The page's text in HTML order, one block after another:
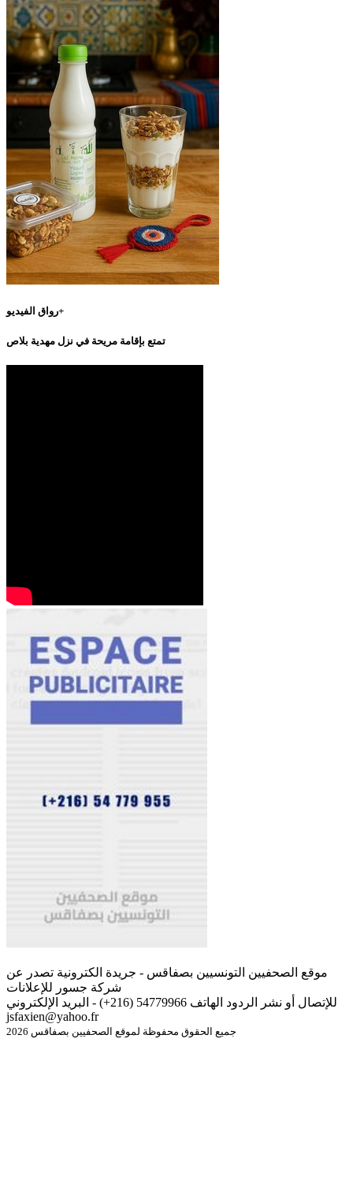
رواق الفيديو+
تمتع بإقامة مريحة في نزل مهدية بلاص
موقع الصحفيين التونسيين بصفاقس - جريدة الكترونية تصدر عن
شركة جسور للإعلانات
للإتصال أو نشر الردود الهاتف 54779966 (216+) - البريد الإلكتروني
jsfaxien@yahoo.fr
جميع الحقوق محفوظة لموقع الصحفيين بصفاقس 2026